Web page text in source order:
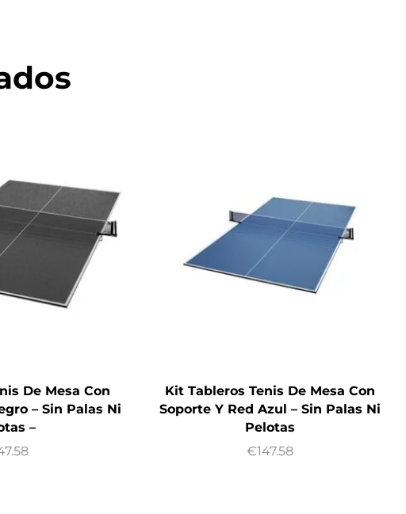
De Mesa Con
– Sin Palas Ni
–
Kit Tableros Tenis De Mesa Con
Soporte Y Red Azul – Sin Palas Ni
Pelotas
€147.58